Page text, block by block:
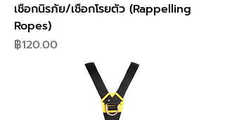
เชือกนิรภัย/เชือกโรยตัว (Rappelling
Ropes)
ราคา
฿120.00